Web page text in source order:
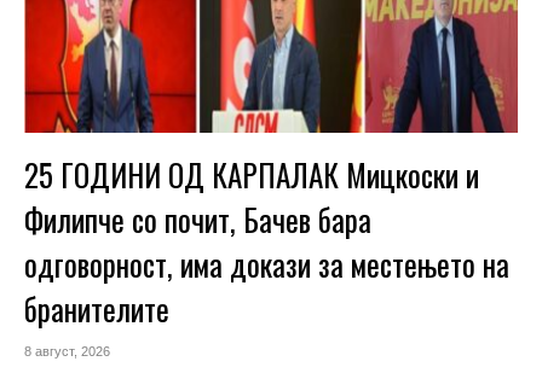
25 ГОДИНИ ОД КАРПАЛАК Мицкоски и
Филипче со почит, Бачев бара
одговорност, има докази за местењето на
бранителите
8 август, 2026